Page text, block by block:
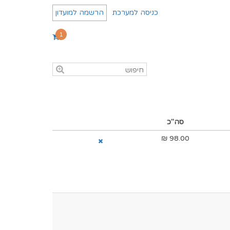
כניסה למערכת הרשמה למועדון
1
סה"כ
98.00
₪